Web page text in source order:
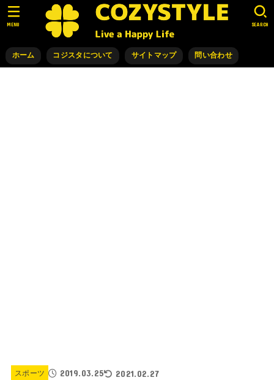
ホーム コジスタについて サイトマップ 問い合わせ
SEARCH
MENU
スポーツ 2019.03.25 2021.02.27